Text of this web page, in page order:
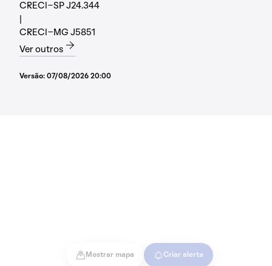
Mostrar mapa Criar alerta
CRECI-SP J24.344
CRECI-MG J5851
Ver outros
Versão: 07/08/2026 20:00